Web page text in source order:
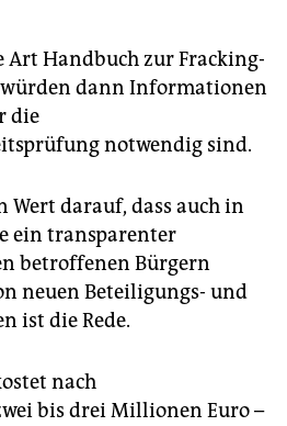
Art Handbuch zur Fracking-
dann Informationen
die
notwendig sind.
darauf, dass auch in
ein transparenter
betroffenen Bürgern
neuen Beteiligungs- und
ist die Rede.
nach
bis drei Millionen Euro –